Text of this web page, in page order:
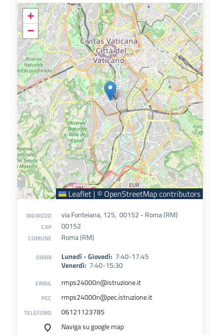
+
−
Leaflet | © OpenStreetMapcontributors
INDIRIZZO via Fonteiana, 125, 00152 - Roma (RM)
CAP 00152
COMUNE Roma (RM)
ORARI Lunedì - Giovedì: 7:40-17:45
Venerdì: 7:40-15:30
EMAIL rmps24000n@istruzione.it
PEC rmps24000n@pec.istruzione.it
TELEFONO
06121123785
Naviga su google map